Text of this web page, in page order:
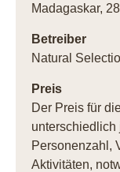
Madagaskar,
Betreiber
Natural
Preis
Der Preis für
unterschiedlich
Personenzahl,
Aktivitäten,